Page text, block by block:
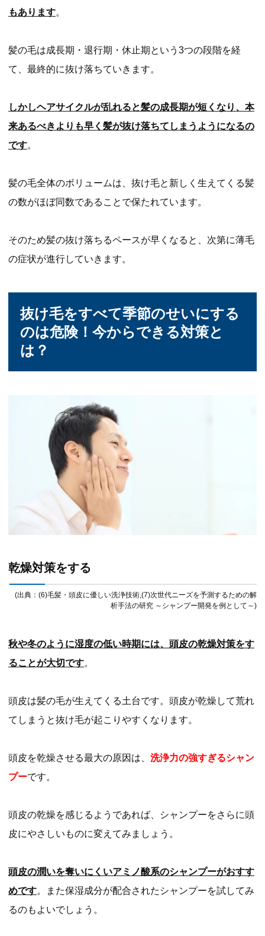
もあります。
髪の毛は成長期・退行期・休止期という3つの段階を経
て、最終的に抜け落ちていきます。
しかしヘアサイクルが乱れると髪の成長期が短くなり、本
来あるべきよりも早く髪が抜け落ちてしまうようになるの
です。
髪の毛全体のボリュームは、抜け毛と新しく生えてくる髪
の数がほぼ同数であることで保たれています。
そのため髪の抜け落ちるペースが早くなると、次第に薄毛
の症状が進行していきます。
抜け毛をすべて季節のせいにする
のは危険！今からできる対策と
は？
乾燥対策をする
(出典：(6)毛髪・頭皮に優しい洗浄技術,(7)次世代ニーズを予測するための解
析手法の研究 ～シャンプー開発を例として～)
秋や冬のように湿度の低い時期には、頭皮の乾燥対策をす
ることが大切です。
頭皮は髪の毛が生えてくる土台です。頭皮が乾燥して荒れ
てしまうと抜け毛が起こりやすくなります。
頭皮を乾燥させる最大の原因は、 洗浄力の強すぎるシャン
プーです。
頭皮の乾燥を感じるようであれば、シャンプーをさらに頭
皮にやさしいものに変えてみましょう。
頭皮の潤いを奪いにくいアミノ酸系のシャンプーがおすす
めです。また保湿成分が配合されたシャンプーを試してみ
るのもよいでしょう。